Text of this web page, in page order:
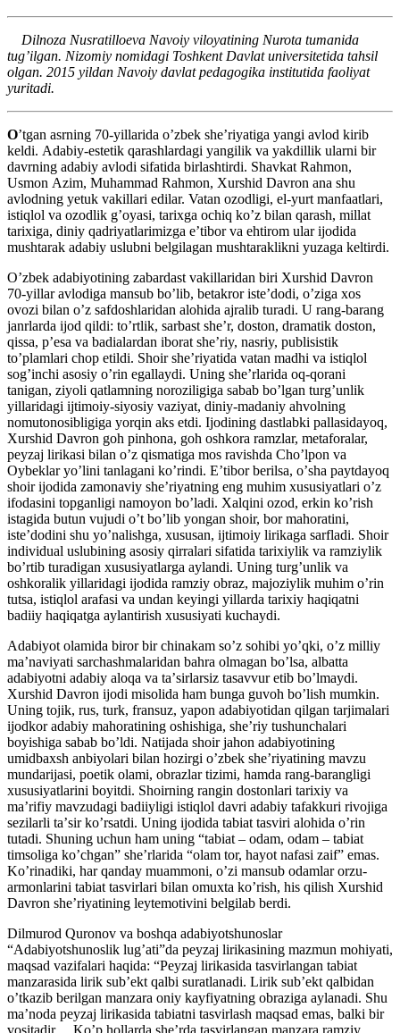
Dilnoza Nusratilloeva Navoiy viloyatining Nurota tumanida
tugʼilgan. Nizomiy nomidagi Toshkent Davlat universitetida tahsil
olgan. 2015 yildan Navoiy davlat pedagogika institutida faoliyat
yuritadi.
Oʼtgan asrning 70-yillarida oʼzbek sheʼriyatiga yangi avlod kirib
keldi. Аdabiy-estetik qarashlardagi yangilik va yakdillik ularni bir
davrning adabiy avlodi sifatida birlashtirdi. Shavkat Rahmon,
Usmon Аzim, Muhammad Rahmon, Xurshid Davron ana shu
avlodning yetuk vakillari edilar. Vatan ozodligi, el-yurt manfaatlari,
istiqlol va ozodlik gʼoyasi, tarixga ochiq koʼz bilan qarash, millat
tarixiga, diniy qadriyatlarimizga eʼtibor va ehtirom ular ijodida
mushtarak adabiy uslubni belgilagan mushtaraklikni yuzaga keltirdi.
Oʼzbek adabiyotining zabardast vakillaridan biri Xurshid Davron
70-yillar avlodiga mansub boʼlib, betakror isteʼdodi, oʼziga xos
ovozi bilan oʼz safdoshlaridan alohida ajralib turadi. U rang-barang
janrlarda ijod qildi: toʼrtlik, sarbast sheʼr, doston, dramatik doston,
qissa, pʼesa va badialardan iborat sheʼriy, nasriy, publisistik
toʼplamlari chop etildi. Shoir sheʼriyatida vatan madhi va istiqlol
sogʼinchi asosiy oʼrin egallaydi. Uning sheʼrlarida oq-qorani
tanigan, ziyoli qatlamning noroziligiga sabab boʼlgan turgʼunlik
yillaridagi ijtimoiy-siyosiy vaziyat, diniy-madaniy ahvolning
nomutonosibligiga yorqin aks etdi. Ijodining dastlabki pallasidayoq,
Xurshid Davron goh pinhona, goh oshkora ramzlar, metaforalar,
peyzaj lirikasi bilan oʼz qismatiga mos ravishda Choʼlpon va
Oybeklar yoʼlini tanlagani koʼrindi. Eʼtibor berilsa, oʼsha paytdayoq
shoir ijodida zamonaviy sheʼriyatning eng muhim xususiyatlari oʼz
ifodasini topganligi namoyon boʼladi. Xalqini ozod, erkin koʼrish
istagida butun vujudi oʼt boʼlib yongan shoir, bor mahoratini,
isteʼdodini shu yoʼnalishga, xususan, ijtimoiy lirikaga sarfladi. Shoir
individual uslubining asosiy qirralari sifatida tarixiylik va ramziylik
boʼrtib turadigan xususiyatlarga aylandi. Uning turgʼunlik va
oshkoralik yillaridagi ijodida ramziy obraz, majoziylik muhim oʼrin
tutsa, istiqlol arafasi va undan keyingi yillarda tarixiy haqiqatni
badiiy haqiqatga aylantirish xususiyati kuchaydi.
Аdabiyot olamida biror bir chinakam soʼz sohibi yoʼqki, oʼz milliy
maʼnaviyati sarchashmalaridan bahra olmagan boʼlsa, albatta
adabiyotni adabiy aloqa va taʼsirlarsiz tasavvur etib boʼlmaydi.
Xurshid Davron ijodi misolida ham bunga guvoh boʼlish mumkin.
Uning tojik, rus, turk, fransuz, yapon adabiyotidan qilgan tarjimalari
ijodkor adabiy mahoratining oshishiga, sheʼriy tushunchalari
boyishiga sabab boʼldi. Natijada shoir jahon adabiyotining
umidbaxsh anbiyolari bilan hozirgi oʼzbek sheʼriyatining mavzu
mundarijasi, poetik olami, obrazlar tizimi, hamda rang-barangligi
xususiyatlarini boyitdi. Shoirning rangin dostonlari tarixiy va
maʼrifiy mavzudagi badiiyligi istiqlol davri adabiy tafakkuri rivojiga
sezilarli taʼsir koʼrsatdi. Uning ijodida tabiat tasviri alohida oʼrin
tutadi. Shuning uchun ham uning “tabiat – odam, odam – tabiat
timsoliga koʼchgan” sheʼrlarida “olam tor, hayot nafasi zaif” emas.
Koʼrinadiki, har qanday muammoni, oʼzi mansub odamlar orzu-
armonlarini tabiat tasvirlari bilan omuxta koʼrish, his qilish Xurshid
Davron sheʼriyatining leytemotivini belgilab berdi.
Dilmurod Quronov va boshqa adabiyotshunoslar
“Аdabiyotshunoslik lugʼati”da peyzaj lirikasining mazmun mohiyati,
maqsad vazifalari haqida: “Peyzaj lirikasida tasvirlangan tabiat
manzarasida lirik subʼekt qalbi suratlanadi. Lirik subʼekt qalbidan
oʼtkazib berilgan manzara oniy kayfiyatning obraziga aylanadi. Shu
maʼnoda peyzaj lirikasida tabiatni tasvirlash maqsad emas, balki bir